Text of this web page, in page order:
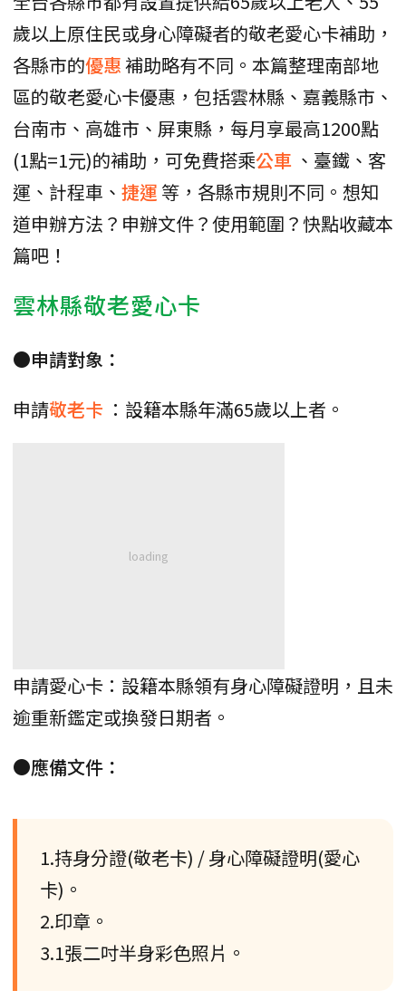
歲以上原住民或身心障礙者的敬老愛心卡補助，
各縣市的優惠補助略有不同。本篇整理南部地
區的敬老愛心卡優惠，包括雲林縣、嘉義縣市、
台南市、高雄市、屏東縣，每月享最高1200點
(1點=1元)的補助，可免費搭乘公車 、臺鐵、客
運、計程車、 捷運 等，各縣市規則不同。想知
道申辦方法？申辦文件？使用範圍？快點收藏本
篇吧！
雲林縣敬老愛心卡
●申請對象：
申請敬老卡 ：設籍本縣年滿65歲以上者。
申請愛心卡：設籍本縣領有身心障礙證明，且未
逾重新鑑定或換發日期者。
●應備文件：
1.持身分證(敬老卡) / 身心障礙證明(愛心
卡)。
2.印章。
3.1張二吋半身彩色照片。